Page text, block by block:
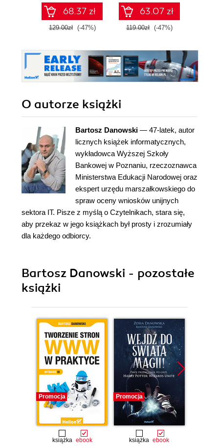
grafice. Wydanie V
68.37 zł
129.00zł (-47%)
63.07 zł
119.00zł (-47%)
O autorze książki
Bartosz Danowski — 47-latek, autor
licznych książek informatycznych,
wykładowca Wyższej Szkoły
Bankowej w Poznaniu, rzeczoznawca
Ministerstwa Edukacji Narodowej oraz
ekspert urzędu marszałkowskiego do
spraw oceny wniosków unijnych
sektora IT. Pisze z myślą o Czytelnikach, stara się,
aby przekaz w jego książkach był prosty i zrozumiały
dla każdego odbiorcy.
Bartosz Danowski - pozostałe
książki
Promocja
książka ebook
Promocja
książka ebook